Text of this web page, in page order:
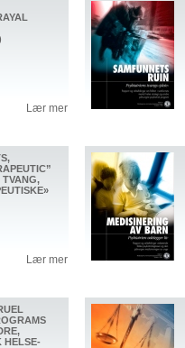
Lær mer
Lær mer
HELSE-